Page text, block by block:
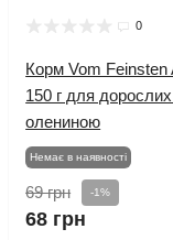
0
Корм Vom Feinsten
150 г для
олениною
Немає в наявності
69 грн -1%
68 грн